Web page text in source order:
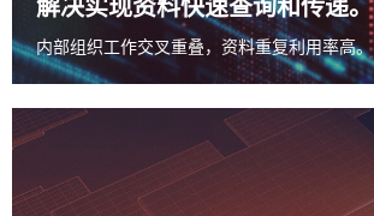
解决实现资料快速查询和传递。
内部组织工作交叉重叠， 资料重复利用率高。